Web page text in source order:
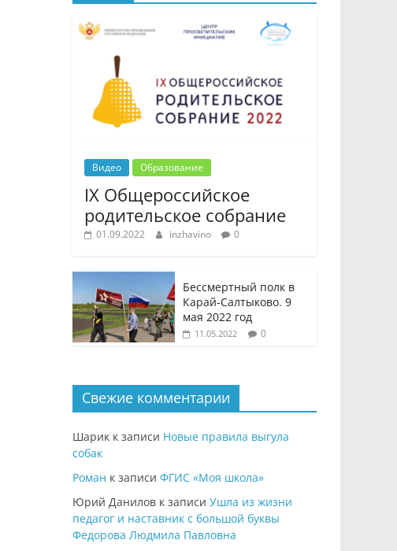
Видео Образование
IX Общероссийское
родительское собрание
01.09.2022 inzhavino 0
Бессмертный полк в
Карай-Салтыково. 9
мая 2022 год
11.05.2022 0
Свежие комментарии
Шарик к записи Новые правила выгула
собак
Роман к записи ФГИС «Моя школа»
Юрий Данилов к записи Ушла из жизни
педагог и наставник с большой буквы
Федорова Людмила Павловна